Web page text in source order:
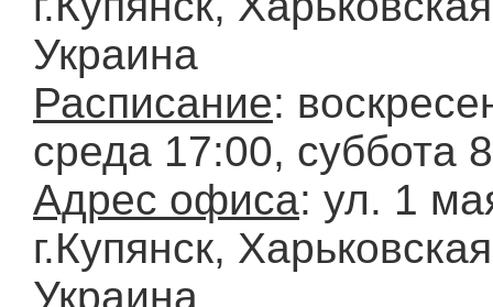
Украина
Расписание:
среда 17:00, суббота
Адрес офиса: ул. 1
г.Купянск,
Украина